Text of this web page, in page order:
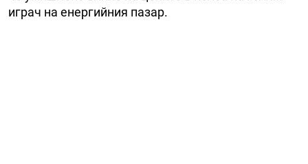
играч на енергийния пазар.